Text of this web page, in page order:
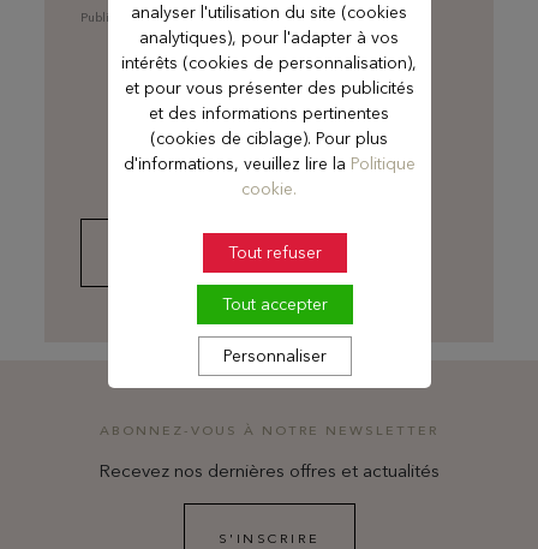
Publié le 20 août 2024
EN SAVOIR PLUS
ABONNEZ-VOUS À NOTRE NEWSLETTER
Recevez nos dernières offres et actualités
S'INSCRIRE
analyser l'utilisation du site (cookies
analytiques), pour l'adapter à vos
intérêts (cookies de personnalisation),
et pour vous présenter des publicités
et des informations pertinentes
(cookies de ciblage). Pour plus
d'informations, veuillez lire la Politique
cookie.
Tout refuser
Tout accepter
Personnaliser